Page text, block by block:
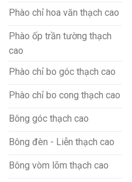
Phào chỉ hoa văn thạch cao
Phào ốp trần tường thạch
cao
Phào chỉ bo góc thạch cao
Phào chỉ bo cong thạch cao
Bông góc thạch cao
Bông đèn - Liễn thạch cao
Bông vòm lõm thạch cao